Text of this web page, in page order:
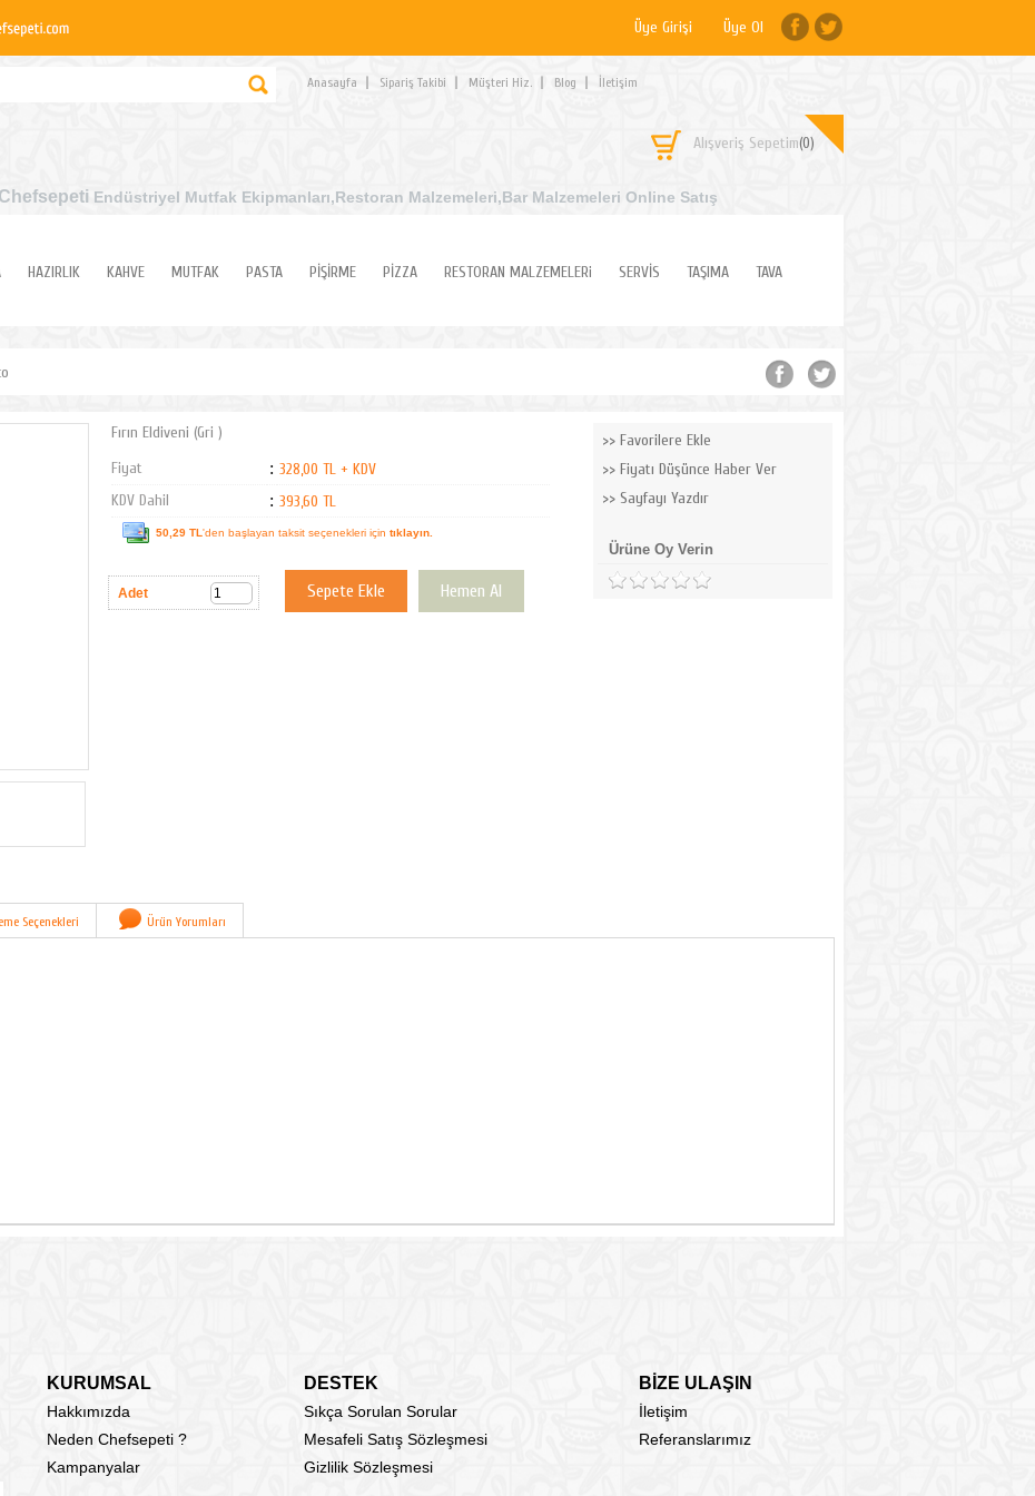
Üye Girişi Üye Ol
Anasayfa Sipariş Takibi Müşteri Hiz. Blog İletişim
Alışveriş Sepetim(0)
Chefsepeti Endüstriyel Mutfak Ekipmanları,Restoran Malzemeleri,Bar Malzemeleri Online Satış
HAZIRLIK KAHVE MUTFAK PASTA PİŞİRME PİZZA RESTORAN MALZEMELERi SERVİS TAŞIMA TAVA
Fırın Eldiveni (Gri )
Fiyat
: 328,00 TL + KDV
KDV Dahil
: 393,60 TL
50,29 TL'den başlayan taksit seçenekleri için tıklayın.
Adet
Favorilere Ekle
Fiyatı Düşünce Haber Ver
Sayfayı Yazdır
Ürüne Oy Verin
Seçenekleri Ürün Yorumları
KURUMSAL DESTEK BİZE ULAŞIN
Hakkımızda Sıkça Sorulan Sorular
İletişim
Neden Chefsepeti ? Mesafeli Satış Sözleşmesi
Referanslarımız
Kampanyalar Gizlilik Sözleşmesi